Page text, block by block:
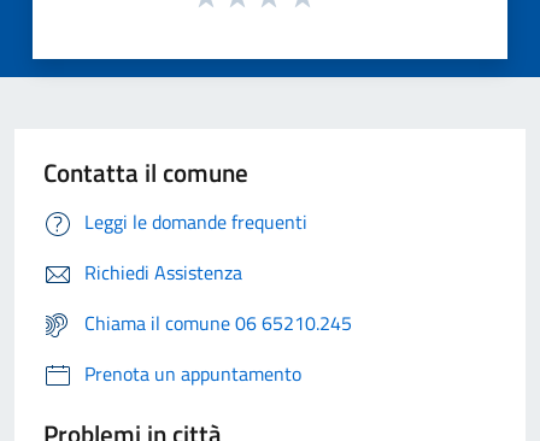
Contatta il comune
Leggi le domande frequenti
Richiedi Assistenza
Chiama il comune 06 65210.245
Prenota un appuntamento